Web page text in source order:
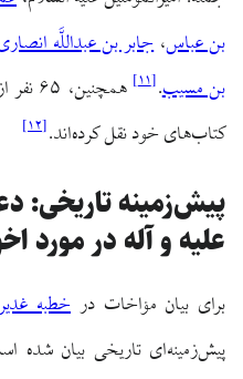
بن عباس،جابر بن عبداللَّه
بن مسیب.
[۱۱]
کتاب‌های خود نقل کرده‌اند.[۱۲]
پیش‌زمینه تاریخی:
علیه و آله در مورد
برای بیان مؤاخات در خطبه
پیش‌زمینه‌ای تاریخی بیان شده